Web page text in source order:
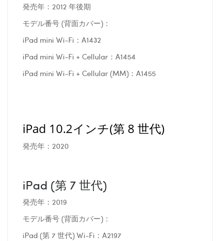
発売年：2012 年後期
モデル番号 (背面カバー)：
iPad mini Wi-Fi：A1432
iPad mini Wi-Fi + Cellular：A1454
iPad mini Wi-Fi + Cellular (MM)：A1455
iPad 10.2インチ(第 8 世代)
発売年：2020
iPad (第 7 世代)
発売年：2019
モデル番号 (背面カバー)：
iPad (第 7 世代) Wi-Fi：A2197